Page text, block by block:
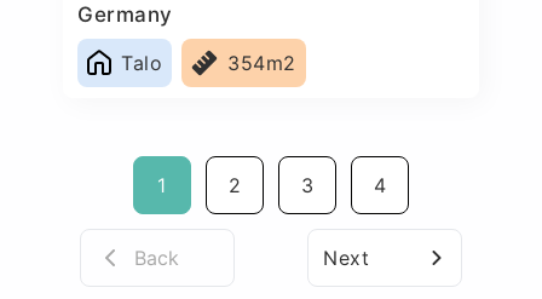
Germany
Talo
354m2
1 2 3 4
Back Next